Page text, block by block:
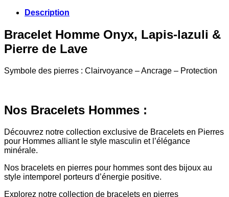
Description
Bracelet Homme Onyx, Lapis-lazuli &
Pierre de Lave
Symbole des pierres : Clairvoyance – Ancrage – Protection
Nos Bracelets Hommes :
Découvrez notre collection exclusive de Bracelets en Pierres
pour Hommes alliant le style masculin et l’élégance
minérale.
Nos bracelets en pierres pour hommes sont des bijoux au
style intemporel porteurs d’énergie positive.
Explorez notre collection de bracelets en pierres